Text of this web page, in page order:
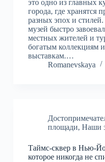
это одно из главных
города, где хранятся
разных эпох и
музей быстро
местных жителей и
богатым коллекциям
выставкам.…
Romanevskaya
площади, Наши
Таймс-сквер в Нью-
которое никогда не